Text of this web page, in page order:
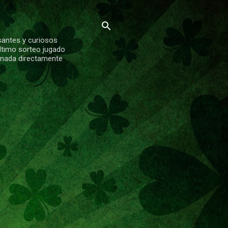
y curiosos
sorteo jugado
directamente